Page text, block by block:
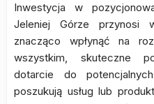
Inwestycja w
Jeleniej Górze przynosi
znacząco wpłynąć na
wszystkim, skuteczne
dotarcie do
poszukują usług lub